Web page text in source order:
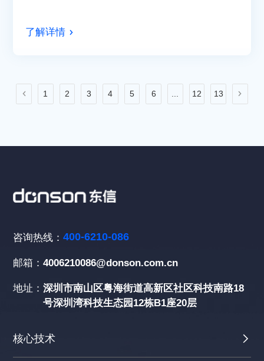
了解详情
1 2 3 4 5 6 12 13
咨询热线：400-6210-086
邮箱：4006210086@donson.com.cn
地址：深圳市南山区粤海街道高新区社区科技南路18
号深圳湾科技生态园12栋B1座20层
核心技术